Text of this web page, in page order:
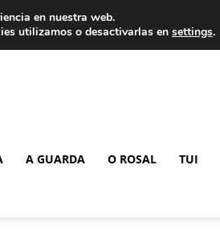
A GUARDA O ROSAL TUI
en nuestra web.
utilizamos o desactivarlas en settings.